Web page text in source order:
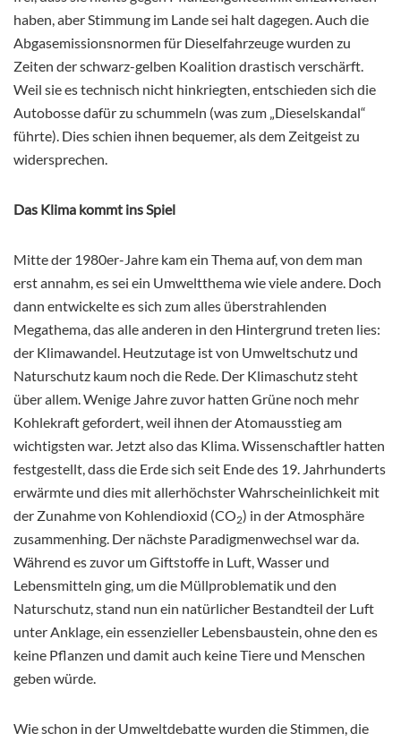
haben, aber Stimmung im Lande sei halt dagegen. Auch die
Abgasemissionsnormen für Dieselfahrzeuge wurden zu
Zeiten der schwarz-gelben Koalition drastisch verschärft.
Weil sie es technisch nicht hinkriegten, entschieden sich die
Autobosse dafür zu schummeln (was zum „Dieselskandal“
führte). Dies schien ihnen bequemer, als dem Zeitgeist zu
widersprechen.
Das Klima kommt ins Spiel
Mitte der 1980er-Jahre kam ein Thema auf, von dem man
erst annahm, es sei ein Umweltthema wie viele andere. Doch
dann entwickelte es sich zum alles überstrahlenden
Megathema, das alle anderen in den Hintergrund treten lies:
der Klimawandel. Heutzutage ist von Umweltschutz und
Naturschutz kaum noch die Rede. Der Klimaschutz steht
über allem. Wenige Jahre zuvor hatten Grüne noch mehr
Kohlekraft gefordert, weil ihnen der Atomausstieg am
wichtigsten war. Jetzt also das Klima. Wissenschaftler hatten
festgestellt, dass die Erde sich seit Ende des 19. Jahrhunderts
erwärmte und dies mit allerhöchster Wahrscheinlichkeit mit
der Zunahme von Kohlendioxid (CO2) in der Atmosphäre
zusammenhing. Der nächste Paradigmenwechsel war da.
Während es zuvor um Giftstoffe in Luft, Wasser und
Lebensmitteln ging, um die Müllproblematik und den
Naturschutz, stand nun ein natürlicher Bestandteil der Luft
unter Anklage, ein essenzieller Lebensbaustein, ohne den es
keine Pflanzen und damit auch keine Tiere und Menschen
geben würde.
Wie schon in der Umweltdebatte wurden die Stimmen, die